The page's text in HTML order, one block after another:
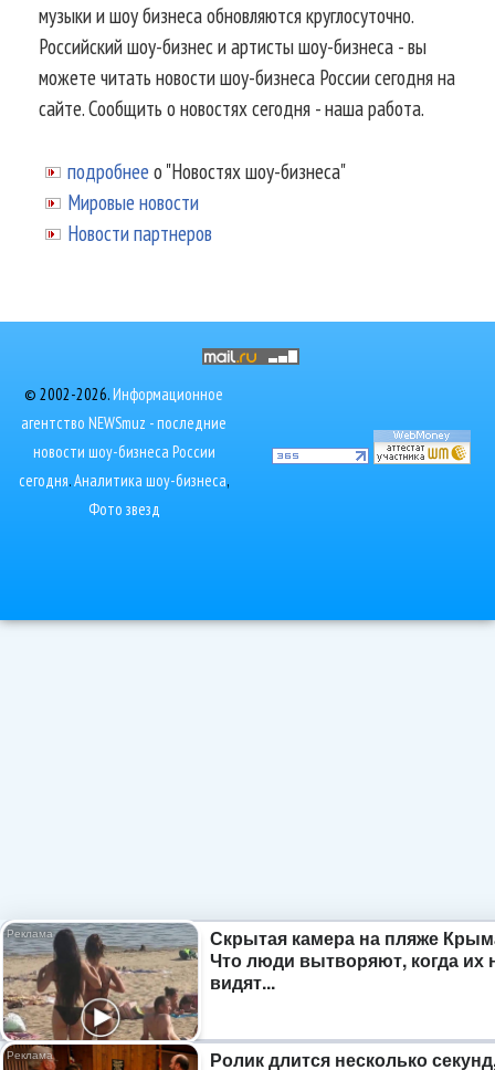
музыки и шоу бизнеса обновляются круглосуточно.
Российский шоу-бизнес и артисты шоу-бизнеса - вы
можете читать новости шоу-бизнеса России сегодня на
сайте. Сообщить о новостях сегодня - наша работа.
подробнее о "Новостях шоу-бизнеса"
Мировые новости
Новости партнеров
© 2002-2026.Информационное
агентство NEWSmuz - последние
новости шоу-бизнеса России
сегодня.Аналитика шоу-бизнеса,
Фото звезд
Скрытая камера на пляже
Что люди вытворяют, когда их
видят...
Ролик длится несколько